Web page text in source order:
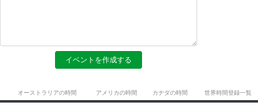
イベントを作成する
オーストラリアの時間 アメリカの時間 カナダの時間 世界時間登録一覧